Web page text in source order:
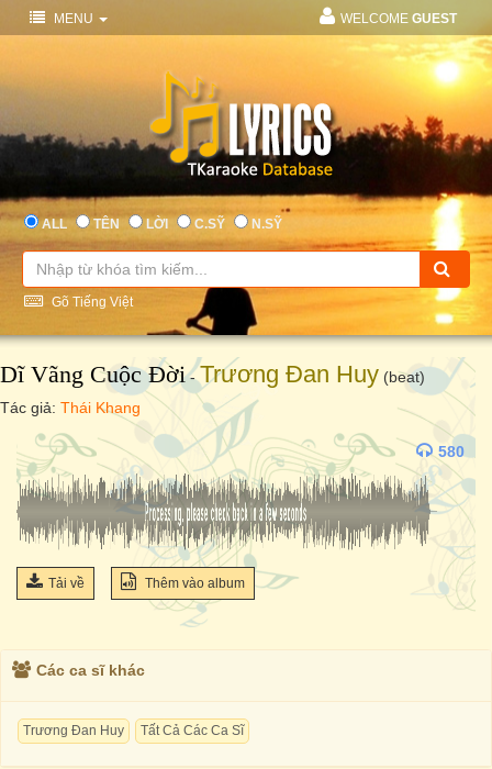
MENU WELCOME GUEST
ALL TÊN LỜI C.SỸ N.SỸ
Gõ Tiếng Việt
Dĩ Vãng Cuộc Đời-Trương Đan Huy (beat)
Tác giả: Thái Khang
580
Tải về Thêm vào album
Các ca sĩ khác
Trương Đan Huy Tất Cả Các Ca Sĩ